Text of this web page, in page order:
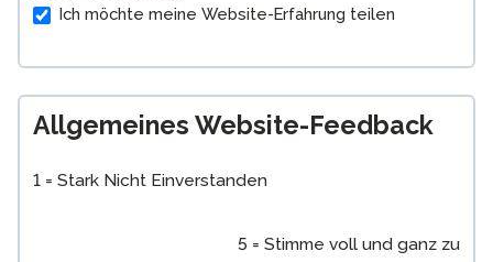
Ich möchte meine Website-Erfahrung teilen
Allgemeines Website-Feedback
1 = Stark Nicht Einverstanden
5 = Stimme voll und ganz zu